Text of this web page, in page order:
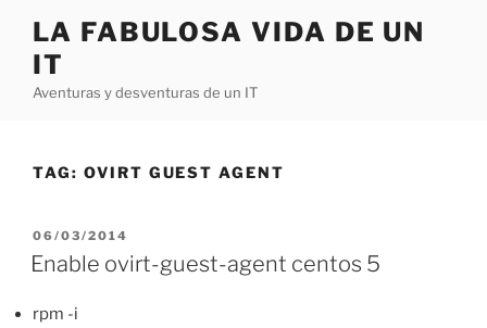
content
LA FABULOSA VIDA DE UN
IT
Aventuras y desventuras de un IT
TAG: OVIRT GUEST AGENT
POSTED
ON
06/03/2014
Enable ovirt-guest-agent centos 5
rpm -i